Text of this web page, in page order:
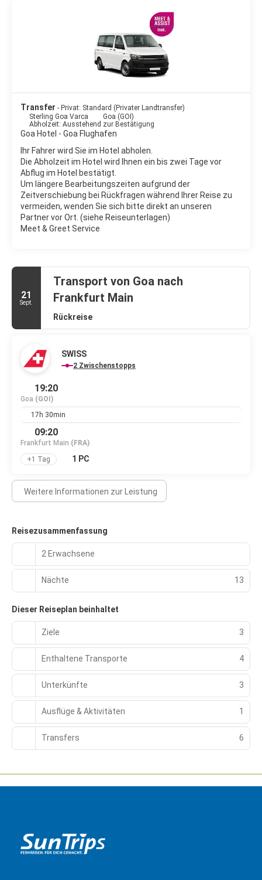
Transfer - Privat: Standard (Privater Landtransfer)
Sterling Goa Varca
Goa (GOI)
Abholzeit: Ausstehend zur Bestätigung
Goa Hotel - Goa Flughafen
Ihr Fahrer wird Sie im Hotel abholen.
Die Abholzeit im Hotel wird Ihnen ein bis zwei Tage vor
Abflug im Hotel bestätigt.
Um längere Bearbeitungszeiten aufgrund der
Zeitverschiebung bei Rückfragen während Ihrer Reise zu
vermeiden, wenden Sie sich bitte direkt an unseren
Partner vor Ort. (siehe Reiseunterlagen)
Meet & Greet Service
21
Sept.
Transport von Goa nach
Frankfurt Main
Rückreise
SWISS
2 Zwischenstopps
19:20
Goa (GOI)
17h 30min
09:20
Frankfurt Main (FRA)
+1 Tag
1 PC
Weitere Informationen zur Leistung
Reisezusammenfassung
2 Erwachsene
Nächte 13
Dieser Reiseplan beinhaltet
Ziele 3
Enthaltene Transporte 4
Unterkünfte 3
Ausflüge & Aktivitäten 1
Transfers 6